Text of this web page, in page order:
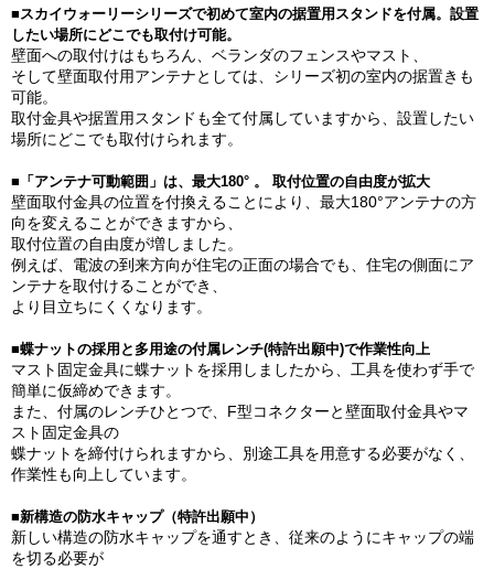
■スカイウォーリーシリーズで初めて室内の据置用スタンドを付属。設置
したい場所にどこでも取付け可能。
壁面への取付けはもちろん、ベランダのフェンスやマスト、
そして壁面取付用アンテナとしては、シリーズ初の室内の据置きも
可能。
取付金具や据置用スタンドも全て付属していますから、設置したい
場所にどこでも取付けられます。
■「アンテナ可動範囲」は、最大180° 。 取付位置の自由度が拡大
壁面取付金具の位置を付換えることにより、最大180°アンテナの方
向を変えることができますから、
取付位置の自由度が増しました。
例えば、電波の到来方向が住宅の正面の場合でも、住宅の側面にア
ンテナを取付けることができ、
より目立ちにくくなります。
■蝶ナットの採用と多用途の付属レンチ(特許出願中)で作業性向上
マスト固定金具に蝶ナットを採用しましたから、工具を使わず手で
簡単に仮締めできます。
また、付属のレンチひとつで、F型コネクターと壁面取付金具やマ
スト固定金具の
蝶ナットを締付けられますから、別途工具を用意する必要がなく、
作業性も向上しています。
■新構造の防水キャップ（特許出願中）
新しい構造の防水キャップを通すとき、従来のようにキャップの端
を切る必要が